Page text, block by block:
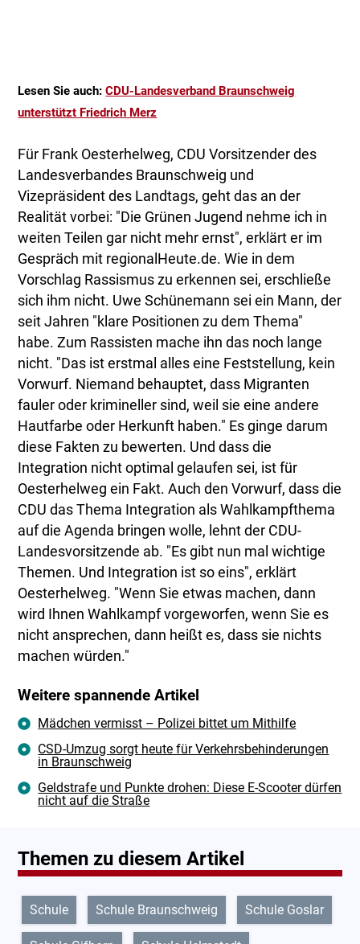
Lesen Sie auch:CDU-Landesverband Braunschweig
unterstützt Friedrich Merz
Für Frank Oesterhelweg, CDU Vorsitzender des
Landesverbandes Braunschweig und
Vizepräsident des Landtags, geht das an der
Realität vorbei: "Die Grünen Jugend nehme ich in
weiten Teilen gar nicht mehr ernst", erklärt er im
Gespräch mit regionalHeute.de. Wie in dem
Vorschlag Rassismus zu erkennen sei, erschließe
sich ihm nicht. Uwe Schünemann sei ein Mann, der
seit Jahren "klare Positionen zu dem Thema"
habe. Zum Rassisten mache ihn das noch lange
nicht. "Das ist erstmal alles eine Feststellung, kein
Vorwurf. Niemand behauptet, dass Migranten
fauler oder krimineller sind, weil sie eine andere
Hautfarbe oder Herkunft haben." Es ginge darum
diese Fakten zu bewerten. Und dass die
Integration nicht optimal gelaufen sei, ist für
Oesterhelweg ein Fakt. Auch den Vorwurf, dass die
CDU das Thema Integration als Wahlkampfthema
auf die Agenda bringen wolle, lehnt der CDU-
Landesvorsitzende ab. "Es gibt nun mal wichtige
Themen. Und Integration ist so eins", erklärt
Oesterhelweg. "Wenn Sie etwas machen, dann
wird Ihnen Wahlkampf vorgeworfen, wenn Sie es
nicht ansprechen, dann heißt es, dass sie nichts
machen würden."
Weitere spannende Artikel
Mädchen vermisst – Polizei bittet um Mithilfe
CSD-Umzug sorgt heute für Verkehrsbehinderungen
in Braunschweig
Geldstrafe und Punkte drohen: Diese E-Scooter dürfen
nicht auf die Straße
Themen zu diesem Artikel
Schule Schule Braunschweig Schule Goslar